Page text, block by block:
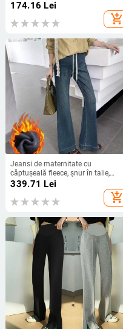
solidă, amestec bumbac-elastan,
174.16 Lei
add_shopping_cart
Jeansi de maternitate cu
căptușeală fleece, șnur în talie,
croială bootcut, lejeri, siluetă fluidă
339.71 Lei
add_shopping_cart